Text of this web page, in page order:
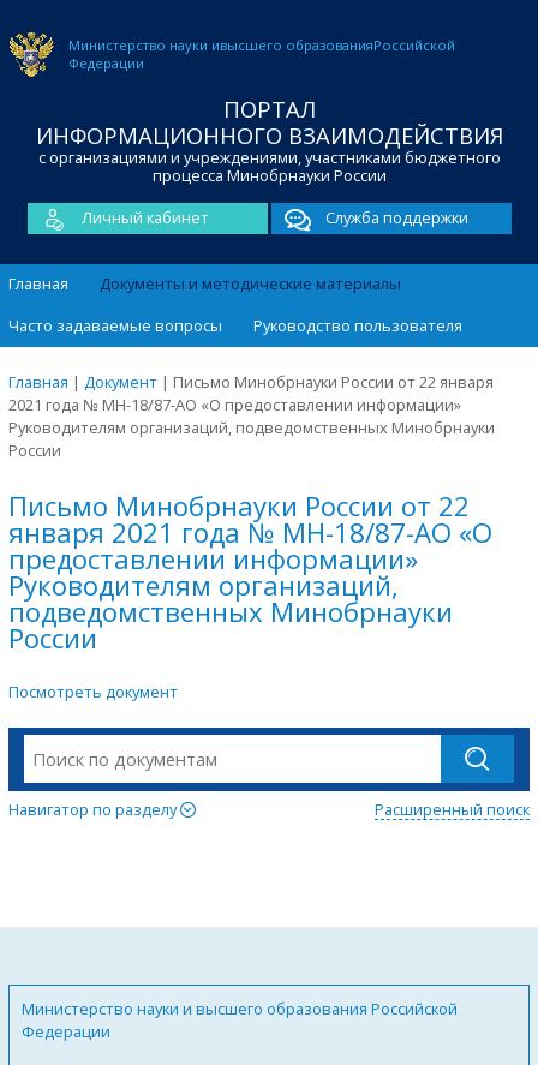
Министерство науки ивысшего образованияРоссийской
Федерации
ПОРТАЛ
ИНФОРМАЦИОННОГО ВЗАИМОДЕЙСТВИЯ
с организациями и учреждениями, участниками бюджетного
процесса Минобрнауки России
Личный кабинет
Служба поддержки
Главная
Документы и методические материалы
Часто задаваемые вопросы
Руководство пользователя
Главная | Документ | Письмо Минобрнауки России от 22 января
2021 года № МН-18/87-АО «О предоставлении информации»
Руководителям организаций, подведомственных Минобрнауки
России
Письмо Минобрнауки России от 22
января 2021 года № МН-18/87-АО «О
предоставлении информации»
Руководителям организаций,
подведомственных Минобрнауки
России
Посмотреть документ
Навигатор по разделу Расширенный поиск
Министерство науки и высшего образования Российской
Федерации